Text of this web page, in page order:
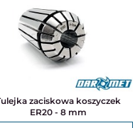
ER20 - 8 mm